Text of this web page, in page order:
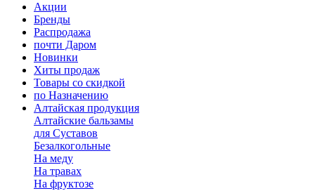
Акции
Бренды
Распродажа
почти Даром
Новинки
Хиты продаж
Товары со скидкой
по Назначению
Алтайская продукция
Алтайские бальзамы
для Суставов
Безалкогольные
На меду
На травах
На фруктозе